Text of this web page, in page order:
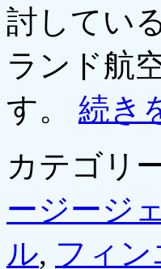
討してい
ランド航
す。 続き
カテゴリ
ージージ
ル, フィン